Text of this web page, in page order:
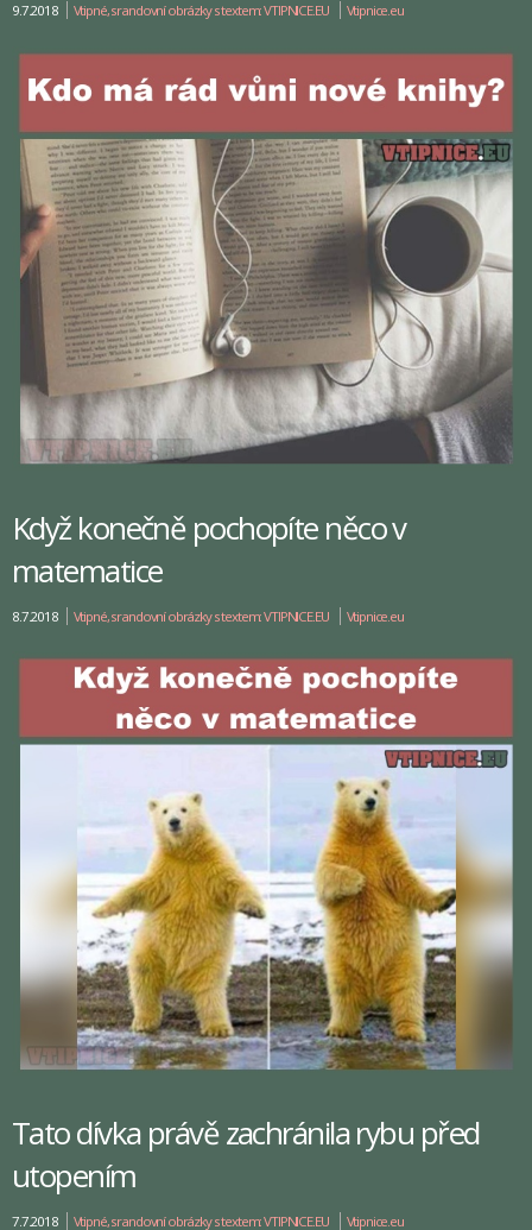
9.7.2018 Vtipné, srandovní obrázky s textem: VTIPNICE.EU Vtipnice.eu
Když konečně pochopíte něco v
matematice
8.7.2018 Vtipné, srandovní obrázky s textem: VTIPNICE.EU Vtipnice.eu
Tato dívka právě zachránila rybu před
utopením
7.7.2018 Vtipné, srandovní obrázky s textem: VTIPNICE.EU Vtipnice.eu